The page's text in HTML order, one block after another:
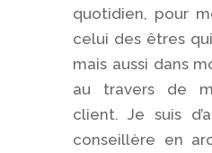
quotidien, pour
celui des êtres
mais aussi dans
au travers de
client. Je suis
conseillère en